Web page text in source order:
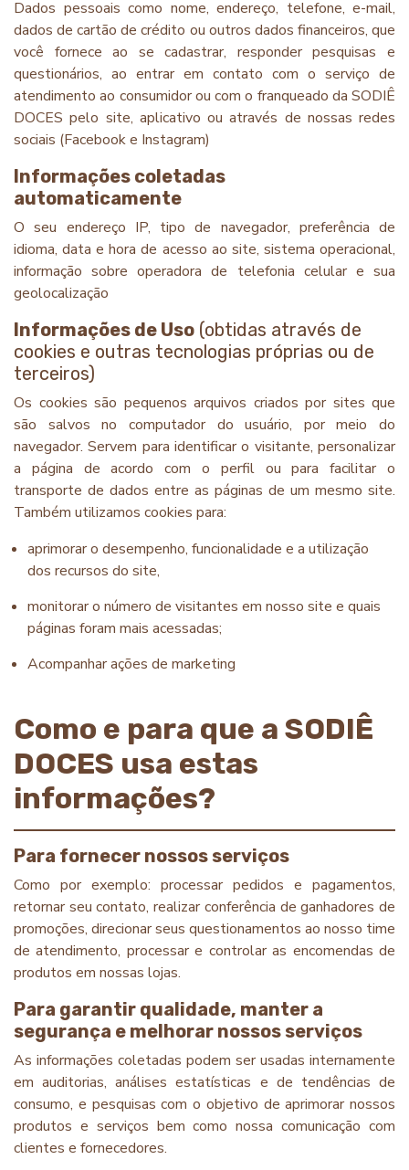
Dados pessoais como nome, endereço, telefone, e-mail,
dados de cartão de crédito ou outros dados financeiros, que
você fornece ao se cadastrar, responder pesquisas e
questionários, ao entrar em contato com o serviço de
atendimento ao consumidor ou com o franqueado da SODIÊ
DOCES pelo site, aplicativo ou através de nossas redes
sociais (Facebook e Instagram)
Informações coletadas
automaticamente
O seu endereço IP, tipo de navegador, preferência de
idioma, data e hora de acesso ao site, sistema operacional,
informação sobre operadora de telefonia celular e sua
geolocalização
Informações de Uso (obtidas através de
cookies e outras tecnologias próprias ou de
terceiros)
Os cookies são pequenos arquivos criados por sites que
são salvos no computador do usuário, por meio do
navegador. Servem para identificar o visitante, personalizar
a página de acordo com o perfil ou para facilitar o
transporte de dados entre as páginas de um mesmo site.
Também utilizamos cookies para:
aprimorar o desempenho, funcionalidade e a utilização
dos recursos do site,
monitorar o número de visitantes em nosso site e quais
páginas foram mais acessadas;
Acompanhar ações de marketing
Como e para que a SODIÊ
DOCES usa estas
informações?
Para fornecer nossos serviços
Como por exemplo: processar pedidos e pagamentos,
retornar seu contato, realizar conferência de ganhadores de
promoções, direcionar seus questionamentos ao nosso time
de atendimento, processar e controlar as encomendas de
produtos em nossas lojas.
Para garantir qualidade, manter a
segurança e melhorar nossos serviços
As informações coletadas podem ser usadas internamente
em auditorias, análises estatísticas e de tendências de
consumo, e pesquisas com o objetivo de aprimorar nossos
produtos e serviços bem como nossa comunicação com
clientes e fornecedores.